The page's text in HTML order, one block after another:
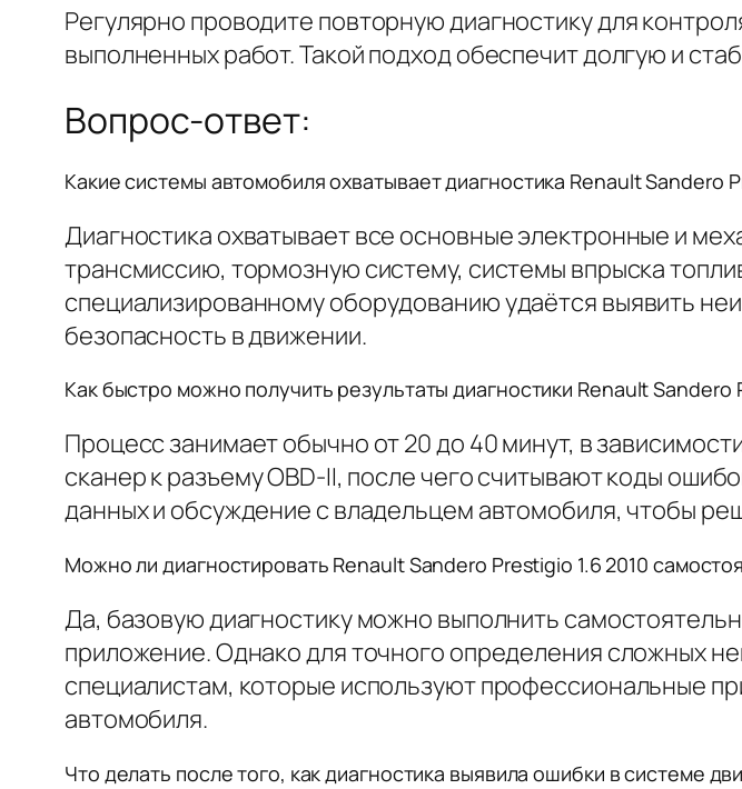
Регулярно проводите повторную диагностику для
выполненных работ. Такой подход обеспечит долгую и
Вопрос-ответ:
Какие системы автомобиля охватывает диагностика Renault Sandero
Диагностика охватывает все основные электронные и
трансмиссию, тормозную систему, системы впрыска
специализированному оборудованию удаётся выявить
безопасность в движении.
Как быстро можно получить результаты диагностики Renault Sandero
Процесс занимает обычно от 20 до 40 минут, в
сканер к разъему OBD-II, после чего считывают коды
данных и обсуждение с владельцем автомобиля, чтобы
Можно ли диагностировать Renault Sandero Prestigio 1.6 2010
Да, базовую диагностику можно выполнить
приложение. Однако для точного определения сложных
специалистам, которые используют профессиональные
автомобиля.
Что делать после того, как диагностика выявила ошибки в системе